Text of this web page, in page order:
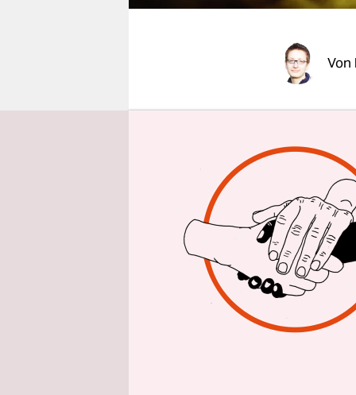
genossenschaft
Von
Wenn
Ulrich
für
gibt und
Großstadt
könnte
"In
wie in
in